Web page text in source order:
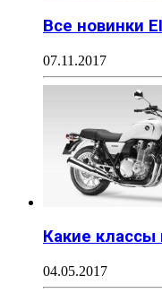
Все новинки
07.11.2017
Какие
04.05.2017